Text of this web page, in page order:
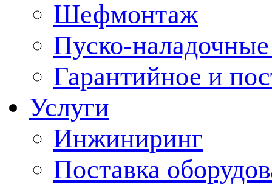
Шефмонтаж
Пуско-
Гарантийное и
Услуги
Инжиниринг
Поставка